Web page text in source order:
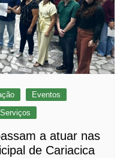
Eventos
Serviços
a atuar nas
de Cariacica